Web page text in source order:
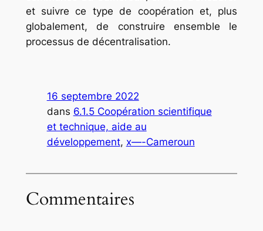
et suivre ce type de coopération et, plus
globalement, de construire ensemble le
processus de décentralisation.
16 septembre 2022
dans 6.1.5 Coopération scientifique
et technique, aide au
développement, x—-Cameroun
Commentaires